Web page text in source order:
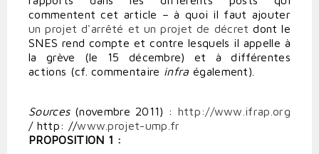
commentent cet article – à quoi il faut ajouter
un projet d'arrêté et un projet de décret dont le
SNES rend compte et contre lesquels il appelle à
la grève (le 15 décembre) et à différentes
actions (cf. commentaire infra également).
Sources(novembre 2011) : http://www.ifrap.org
/ http: //www.projet-ump.fr
PROPOSITION 1 :